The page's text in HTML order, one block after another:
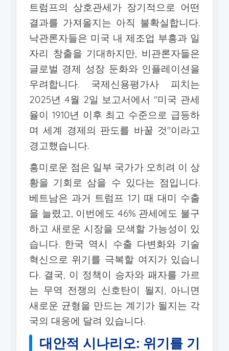
트럼프의 상호관세가 장기적으로 어떤
결과를 가져올지는 아직 불확실합니다.
낙관론자들은 미국 내 제조업 부흥과 일
자리 창출을 기대하지만, 비관론자들은
글로벌 경제 성장 둔화와 인플레이션을
우려합니다. 국제신용평가사 피치는
2025년 4월 2일 보고서에서 "미국 관세
율이 1910년 이후 최고 수준으로 급등하
며 세계 경제의 판도를 바꿀 것"이라고
경고했습니다.
흥미로운 점은 일부 국가가 오히려 이 상
황을 기회로 삼을 수 있다는 점입니다.
베트남은 과거 트럼프 1기 때 대미 수출
을 늘렸고, 이번에도 46% 관세에도 불구
하고 새로운 시장을 모색할 가능성이 있
습니다. 한국 역시 수출 다변화와 기술
혁신으로 위기를 극복할 여지가 있습니
다. 결국, 이 정책이 승자와 패자를 가르
는 무역 전쟁의 신호탄이 될지, 아니면
새로운 균형을 만드는 계기가 될지는 각
국의 대응에 달려 있습니다.
대안적 시나리오: 위기를 기